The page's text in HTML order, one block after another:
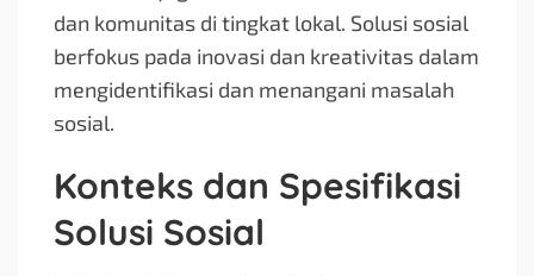
dan komunitas di tingkat lokal. Solusi sosial
berfokus pada inovasi dan kreativitas dalam
mengidentifikasi dan menangani masalah
sosial.
Konteks dan Spesifikasi
Solusi Sosial